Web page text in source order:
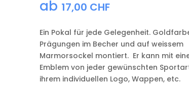
ab 17,00 CHF
Ein Pokal für jede Gelegenheit.
Prägungen im Becher und auf weissem
Marmorsockel montiert. Er kann mit
Emblem von jeder gewünschten
ihrem individuellen Logo, Wappen, etc.